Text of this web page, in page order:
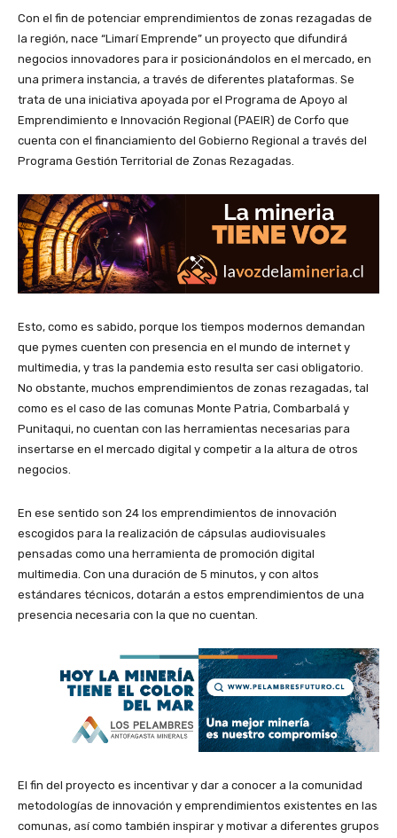
Con el fin de potenciar emprendimientos de zonas rezagadas de
la región, nace “Limarí Emprende” un proyecto que difundirá
negocios innovadores para ir posicionándolos en el mercado, en
una primera instancia, a través de diferentes plataformas. Se
trata de una iniciativa apoyada por el Programa de Apoyo al
Emprendimiento e Innovación Regional (PAEIR) de Corfo que
cuenta con el financiamiento del Gobierno Regional a través del
Programa Gestión Territorial de Zonas Rezagadas.
Esto, como es sabido, porque los tiempos modernos demandan
que pymes cuenten con presencia en el mundo de internet y
multimedia, y tras la pandemia esto resulta ser casi obligatorio.
No obstante, muchos emprendimientos de zonas rezagadas, tal
como es el caso de las comunas Monte Patria, Combarbalá y
Punitaqui, no cuentan con las herramientas necesarias para
insertarse en el mercado digital y competir a la altura de otros
negocios.
En ese sentido son 24 los emprendimientos de innovación
escogidos para la realización de cápsulas audiovisuales
pensadas como una herramienta de promoción digital
multimedia. Con una duración de 5 minutos, y con altos
estándares técnicos, dotarán a estos emprendimientos de una
presencia necesaria con la que no cuentan.
El fin del proyecto es incentivar y dar a conocer a la comunidad
metodologías de innovación y emprendimientos existentes en las
comunas, así como también inspirar y motivar a diferentes grupos